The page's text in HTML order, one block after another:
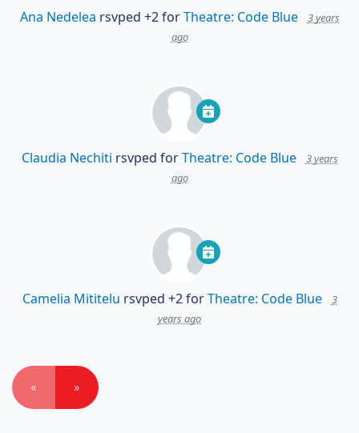
Ana Nedelea rsvped +2 forTheatre: Code Blue
3 years
ago
Claudia Nechiti rsvped forTheatre: Code Blue
3 years
ago
Camelia Mititelu rsvped +2 forTheatre: Code Blue
3
years ago
« »